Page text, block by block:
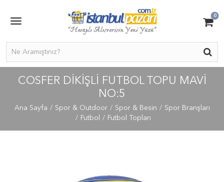
0
COSFER DIKIŞLI FUTBOL TOPU MAVI
NO:5
Ana Sayfa Spor & Outdoor Spor & Besin
Spor Branşları
Futbol
Futbol Topları